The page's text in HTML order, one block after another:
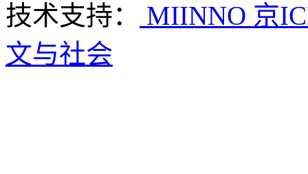
技术支持：
MIINNO 京
文与社会